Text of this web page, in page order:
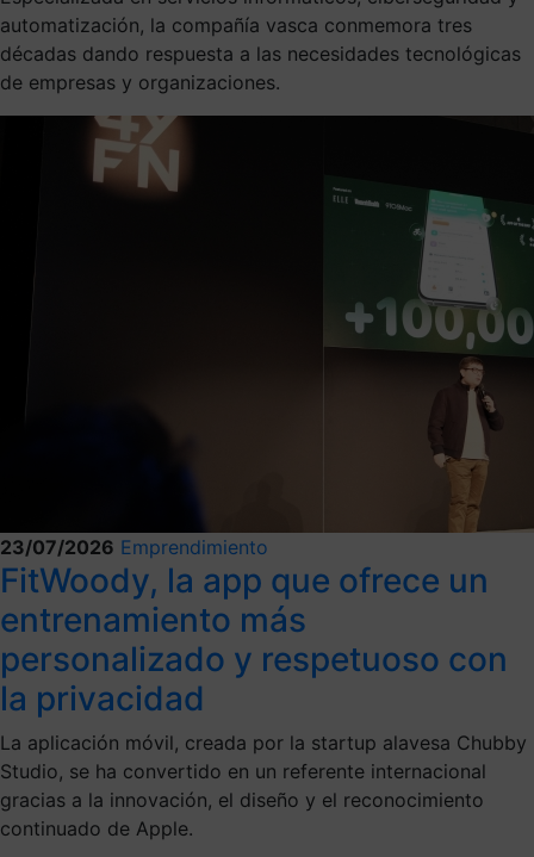
automatización, la compañía vasca conmemora tres
décadas dando respuesta a las necesidades tecnológicas
de empresas y organizaciones.
23/07/2026 Emprendimiento
FitWoody, la app que ofrece un
entrenamiento más
personalizado y respetuoso con
la privacidad
La aplicación móvil, creada por la startup alavesa Chubby
Studio, se ha convertido en un referente internacional
gracias a la innovación, el diseño y el reconocimiento
continuado de Apple.